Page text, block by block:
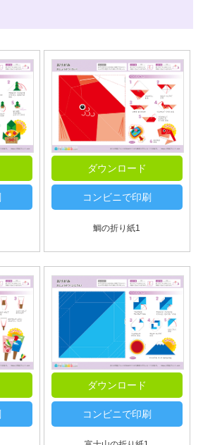
ダウンロード
コンビニで印刷
鯛の折り紙1
ダウンロード
コンビニで印刷